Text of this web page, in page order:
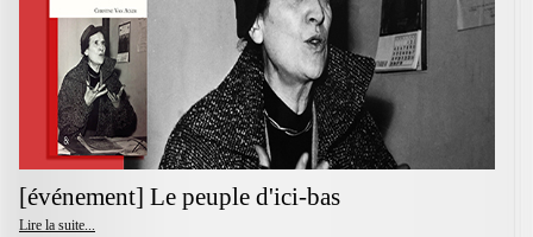
[événement] Le peuple d'ici-bas
Lire la suite...